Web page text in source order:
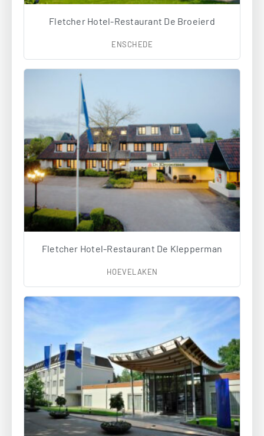
Fletcher Hotel-Restaurant De Broeierd
ENSCHEDE
Fletcher Hotel-Restaurant De Klepperman
HOEVELAKEN